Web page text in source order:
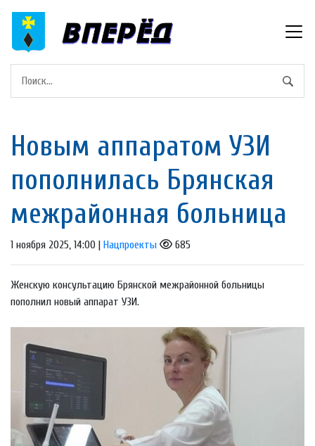
Новым аппаратом УЗИ
пополнилась Брянская
межрайонная больница
1 ноября 2025, 14:00 | Нацпроекты 685
Женскую консультацию Брянской межрайонной больницы
пополнил новый аппарат УЗИ.